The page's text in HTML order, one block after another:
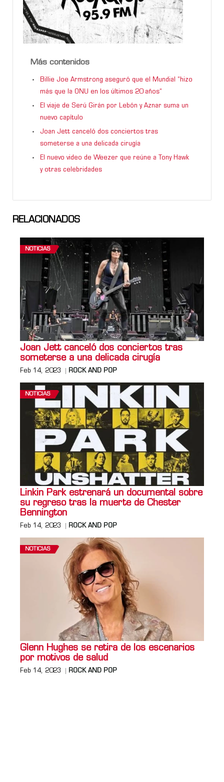
Más contenidos
Billie Joe Armstrong aseguró que el Mundial “hizo
más que la ONU en los últimos 20 años”
El viaje de Serú Girán por Lebón y Aznar suma un
nuevo capítulo
Joan Jett canceló dos conciertos tras
someterse a una delicada cirugía
El nuevo video de Weezer que reúne a Tony Hawk
y otras celebridades
RELACIONADOS
NOTICIAS
Joan Jett canceló dos conciertos tras
someterse a una delicada cirugía
Feb 14, 2023 ROCK AND POP
NOTICIAS
Linkin Park estrenará un documental sobre
su regreso tras la muerte de Chester
Bennington
Feb 14, 2023 ROCK AND POP
NOTICIAS
Glenn Hughes se retira de los escenarios
por motivos de salud
Feb 14, 2023 ROCK AND POP